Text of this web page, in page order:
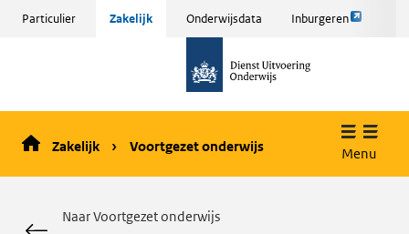
Sla
naar
inhoud
Particulier Zakelijk Onderwijsdata Inburgeren
Link
pagina
de
Zakelijk Voortgezet onderwijs Menu
Naar Voortgezet onderwijs